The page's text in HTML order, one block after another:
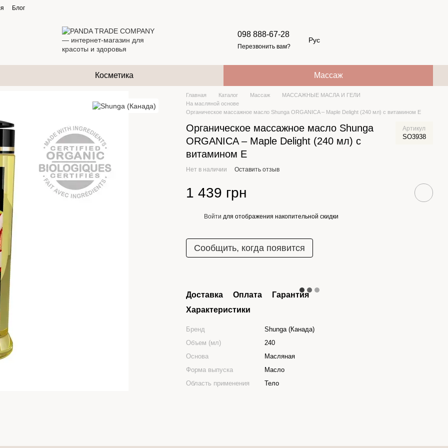
Блог
098 888-67-28
Перезвонить вам?
Рус
Косметика Массаж
Главная Каталог Массаж
МАССАЖНЫЕ МАСЛА И ГЕЛИ
На масляной основе
Органическое массажное масло Shunga ORGANICA – Maple Delight (240 мл) с витамином Е
Органическое массажное масло Shunga
ORGANICA – Maple Delight (240 мл) с
витамином Е
Артикул
SO3938
Нет в наличии Оставить отзыв
1 439 грн
Войти для отображения накопительной скидки
Сообщить, когда появится
Доставка Оплата
Гарантия
Характеристики
Бренд
Shunga (Канада)
Объем (мл)
240
Основа
Масляная
Форма выпуска
Масло
Область применения
Тело